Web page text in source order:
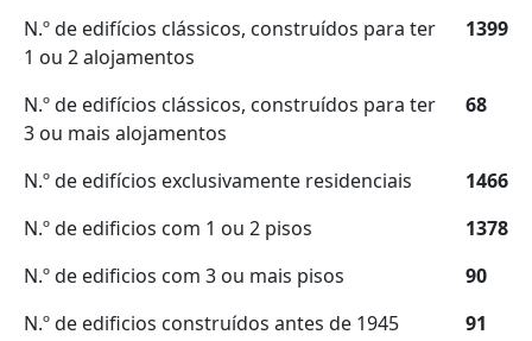
N.º de edifícios clássicos, construídos para ter
1 ou 2 alojamentos
1399
N.º de edifícios clássicos, construídos para ter
3 ou mais alojamentos
68
N.º de edifícios exclusivamente residenciais
1466
N.º de edificios com 1 ou 2 pisos
1378
N.º de edificios com 3 ou mais pisos
90
N.º de edificios construídos antes de 1945
91